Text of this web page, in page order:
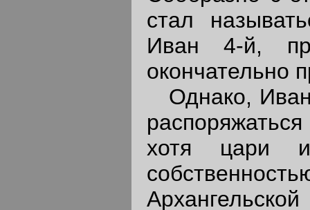
стал
Иван 4-й,
окончательно
Однако,
хотя цари